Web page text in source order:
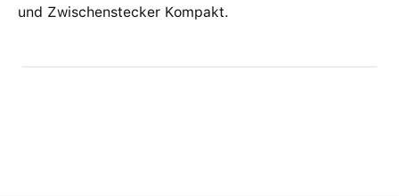
und Zwischenstecker Kompakt.